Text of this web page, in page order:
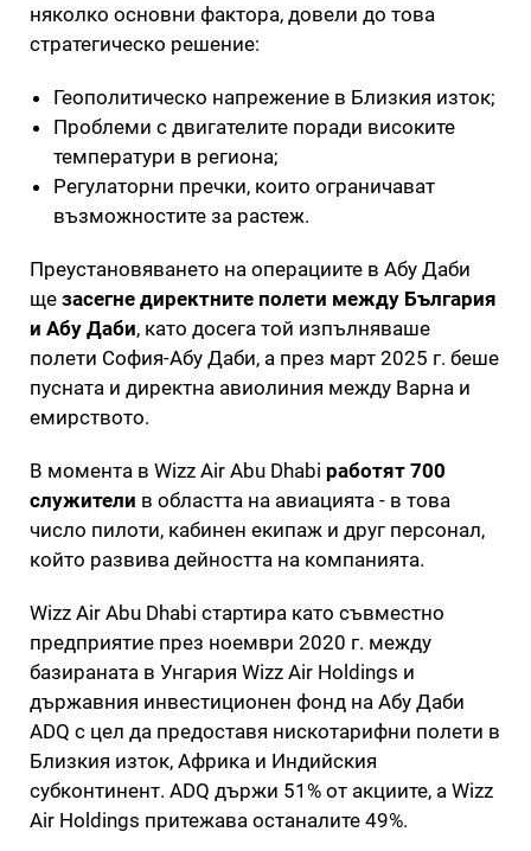
няколко основни фактора, довели до това
стратегическо решение:
Геополитическо напрежение в Близкия изток;
Проблеми с двигателите поради високите
температури в региона;
Регулаторни пречки, които ограничават
възможностите за растеж.
Преустановяването на операциите в Абу Даби
ще засегне директните полети между България
и Абу Даби, като досега той изпълняваше
полети София-Абу Даби, а през март 2025 г. беше
пусната и директна авиолиния между Варна и
емирството.
В момента в Wizz Air Abu Dhabi работят 700
служители в областта на авиацията - в това
число пилоти, кабинен екипаж и друг персонал,
който развива дейността на компанията.
Wizz Air Abu Dhabi стартира като съвместно
предприятие през ноември 2020 г. между
базираната в Унгария Wizz Air Holdings и
държавния инвестиционен фонд на Абу Даби
ADQ с цел да предоставя нискотарифни полети в
Близкия изток, Африка и Индийския
субконтинент. ADQ държи 51% от акциите, а Wizz
Air Holdings притежава останалите 49%.